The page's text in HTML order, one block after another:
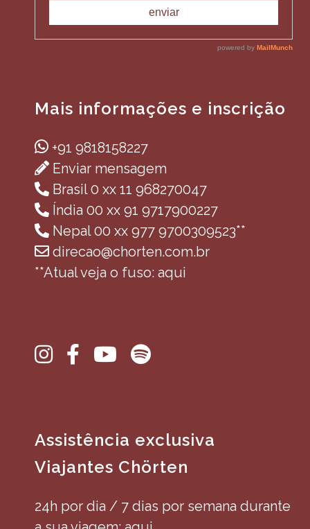
Mais informações e inscrição
+91 9818158227
Enviar mensagem
Brasil 0 xx 11 968270047
Índia 00 xx 91 9717900227
Nepal 00 xx 977 9700309523**
direcao@chorten.com.br
**Atual veja o fuso: aqui
Assistência exclusiva
Viajantes Chörten
24h por dia / 7 dias por semana durante